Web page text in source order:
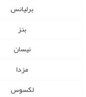
برلیانس
بنز
نیسان
مزدا
لکسوس